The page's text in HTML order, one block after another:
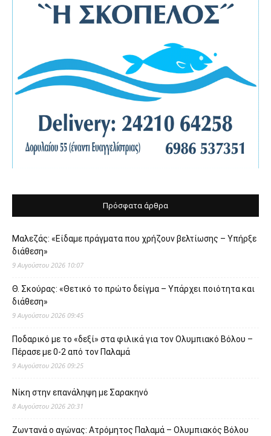
Πρόσφατα άρθρα
Μαλεζάς: «Είδαμε πράγματα που χρήζουν βελτίωσης – Υπήρξε
διάθεση»
9 Αυγούστου 2026 10:07
Θ. Σκούρας: «Θετικό το πρώτο δείγμα – Υπάρχει ποιότητα και
διάθεση»
9 Αυγούστου 2026 09:45
Ποδαρικό με το «δεξί» στα φιλικά για τον Ολυμπιακό Βόλου –
Πέρασε με 0-2 από τον Παλαμά
9 Αυγούστου 2026 09:25
Νίκη στην επανάληψη με Σαρακηνό
8 Αυγούστου 2026 20:31
Ζωντανά ο αγώνας: Ατρόμητος Παλαμά – Ολυμπιακός Βόλου